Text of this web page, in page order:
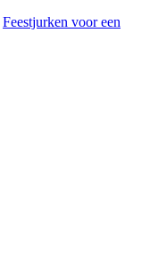
Feestjurken voor een